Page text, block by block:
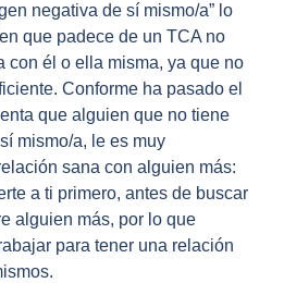
negativa de sí mismo/a” lo
que padece de un TCA no
con él o ella misma, ya que no
Conforme ha pasado el
que alguien que no tiene
mismo/a, le es muy
sana con alguien más:
a ti primero, antes de buscar
alguien más, por lo que
para tener una relación